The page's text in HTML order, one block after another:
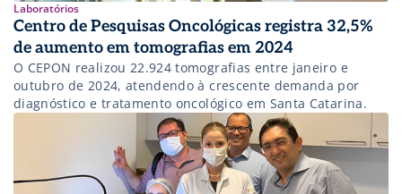
Laboratórios
Centro de Pesquisas Oncológicas registra 32,5%
de aumento em tomografias em 2024
O CEPON realizou 22.924 tomografias entre janeiro e
outubro de 2024, atendendo à crescente demanda por
diagnóstico e tratamento oncológico em Santa Catarina.